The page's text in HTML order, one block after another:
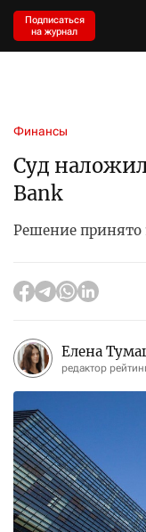
Подписаться
на журнал
Финансы
Суд
Bank
Решение принято
Елена
редактор